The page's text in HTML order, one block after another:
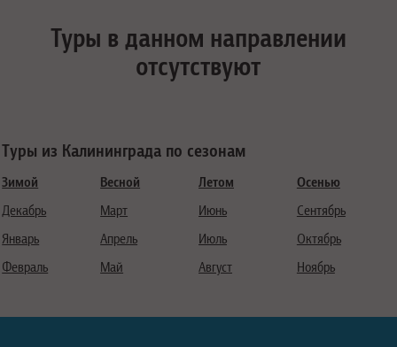
Туры в данном направлении
отсутствуют
Туры из Калининграда по сезонам
Зимой
Декабрь
Январь
Февраль
Весной
Март
Апрель
Май
Летом
Июнь
Июль
Август
Осенью
Сентябрь
Октябрь
Ноябрь